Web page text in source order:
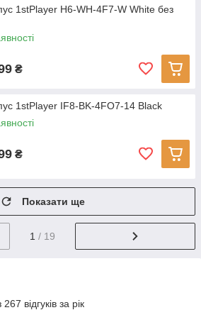
1stPlayer H6-WH-4F7-W White без
₴
1stPlayer IF8-BK-4FO7-14 Black
₴
Показати ще
1 / 19
відгуків за рік